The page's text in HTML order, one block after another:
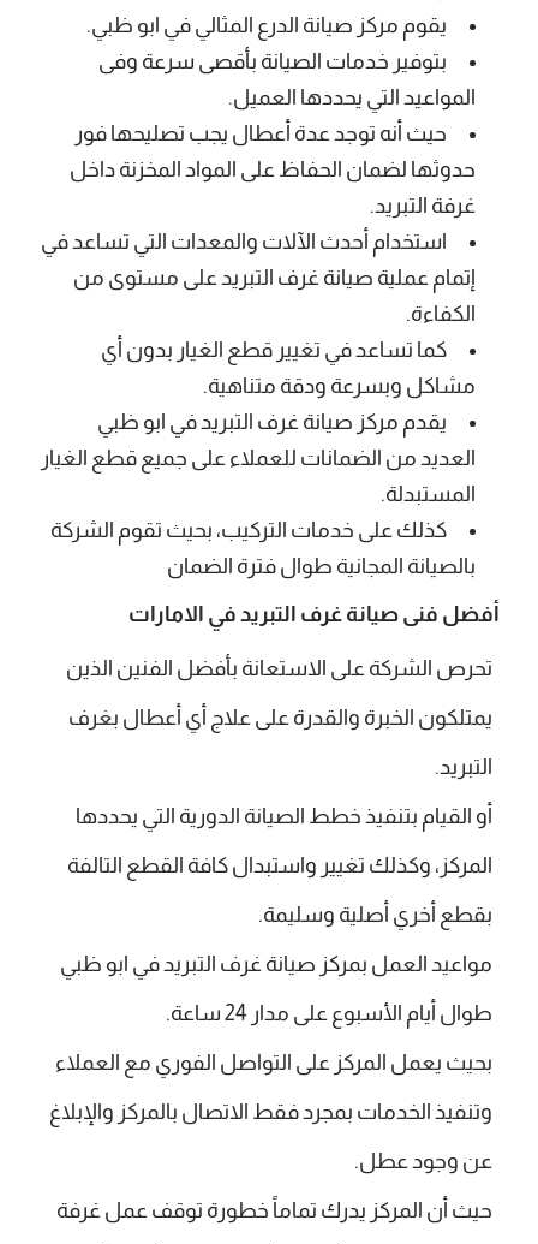
يقوم مركز صيانة الدرع المثالي في ابو ظبي.
بتوفير خدمات الصيانة بأقصى سرعة وفى
المواعيد التي يحددها العميل.
حيث أنه توجد عدة أعطال يجب تصليحها فور
حدوثها لضمان الحفاظ على المواد المخزنة داخل
غرفة التبريد.
استخدام أحدث الآلات والمعدات التي تساعد في
إتمام عملية صيانة غرف التبريد على مستوى من
الكفاءة.
كما تساعد في تغيير قطع الغيار بدون أي
مشاكل وبسرعة ودقة متناهية.
يقدم مركز صيانة غرف التبريد في ابو ظبي
العديد من الضمانات للعملاء على جميع قطع الغيار
المستبدلة.
كذلك على خدمات التركيب، بحيث تقوم الشركة
بالصيانة المجانية طوال فترة الضمان
أفضل فنى صيانة غرف التبريد في الامارات
تحرص الشركة على الاستعانة بأفضل الفنين الذين
يمتلكون الخبرة والقدرة على علاج أي أعطال بغرف
التبريد.
أو القيام بتنفيذ خطط الصيانة الدورية التي يحددها
المركز، وكذلك تغيير واستبدال كافة القطع التالفة
بقطع أخري أصلية وسليمة.
مواعيد العمل بمركز صيانة غرف التبريد في ابو ظبي
طوال أيام الأسبوع على مدار 24 ساعة.
بحيث يعمل المركز على التواصل الفوري مع العملاء
وتنفيذ الخدمات بمجرد فقط الاتصال بالمركز والإبلاغ
عن وجود عطل.
حيث أن المركز يدرك تماماً خطورة توقف عمل غرفة